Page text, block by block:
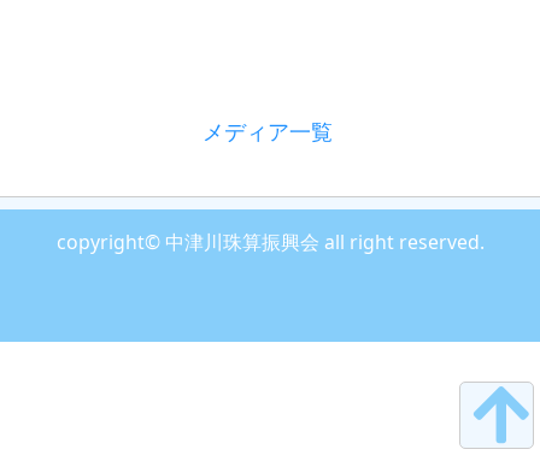
メディア一覧
copyright© 中津川珠算振興会 all right reserved.